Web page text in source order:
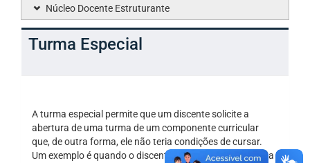
Núcleo Docente Estruturante
Turma Especial
A turma especial permite que um discente solicite a
abertura de uma turma de um componente curricular
que, de outra forma, ele não teria condições de cursar.
Um exemplo é quando o discente é formando e necessita